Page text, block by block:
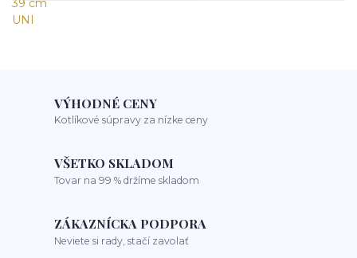
VÝHODNÉ CENY
Kotlíkové súpravy za nízke ceny
VŠETKO SKLADOM
Tovar na 99 % držíme skladom
ZÁKAZNÍCKA PODPORA
Neviete si rady, stačí zavolať